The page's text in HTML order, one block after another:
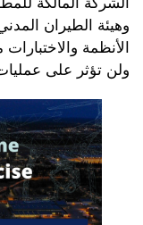
الأنظمة
ولن تؤثر على